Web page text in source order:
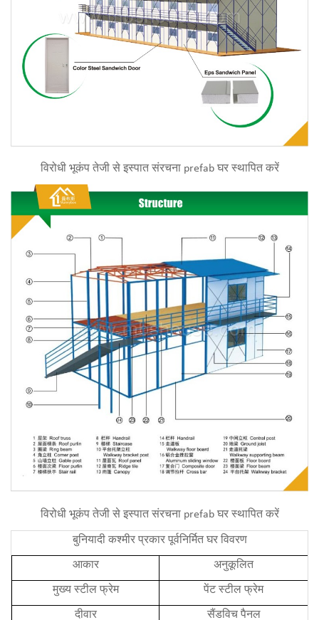
विरोधी भूकंप तेजी से इस्पात संरचना prefab घर स्थापित करें
विरोधी भूकंप तेजी से इस्पात संरचना prefab घर स्थापित करें
बुनियादी कश्मीर प्रकारपूर्वनिर्मितघर विवरण
आकार अनुकूलित
मुख्य स्टील फ्रेम पेंट स्टील फ्रेम
दीवार सैंडविच पैनल